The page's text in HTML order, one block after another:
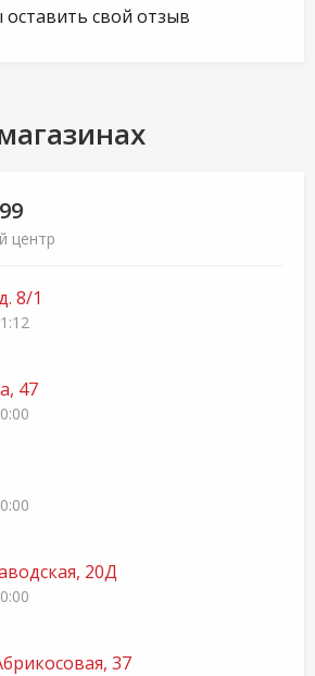
оставить свой отзыв
центр
8/1
47
20Д
37